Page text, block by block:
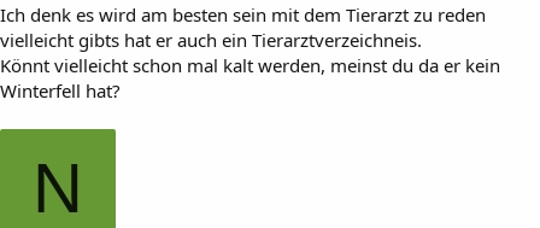
Ich denk es wird am besten sein mit dem Tierarzt zu reden
vielleicht gibts hat er auch ein Tierarztverzeichneis.
Könnt vielleicht schon mal kalt werden, meinst du da er kein
Winterfell hat?
N